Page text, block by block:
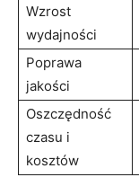
Wzrost
⁤wydajności
Poprawa
jakości
Oszczędność
⁣czasu i
kosztów